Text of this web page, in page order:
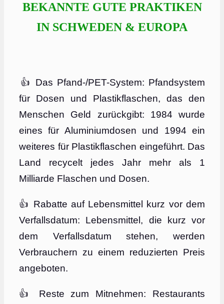
BEKANNTE GUTE PRAKTIKEN
IN SCHWEDEN & EUROPA
👍 Das Pfand-/PET-System: Pfandsystem
für Dosen und Plastikflaschen, das den
Menschen Geld zurückgibt: 1984 wurde
eines für Aluminiumdosen und 1994 ein
weiteres für Plastikflaschen eingeführt. Das
Land recycelt jedes Jahr mehr als 1
Milliarde Flaschen und Dosen.
👍 Rabatte auf Lebensmittel kurz vor dem
Verfallsdatum: Lebensmittel, die kurz vor
dem Verfallsdatum stehen, werden
Verbrauchern zu einem reduzierten Preis
angeboten.
👍 Reste zum Mitnehmen: Restaurants